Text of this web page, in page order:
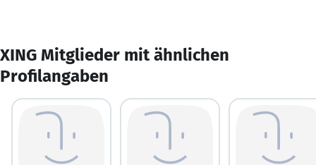
XING Mitglieder mit ähnlichen
Profilangaben